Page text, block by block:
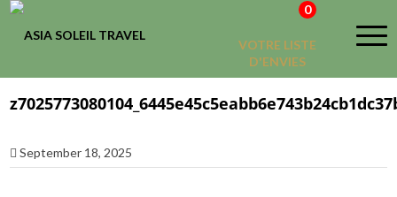
VOTRE LISTE
D'ENVIES
0
September 18, 2025